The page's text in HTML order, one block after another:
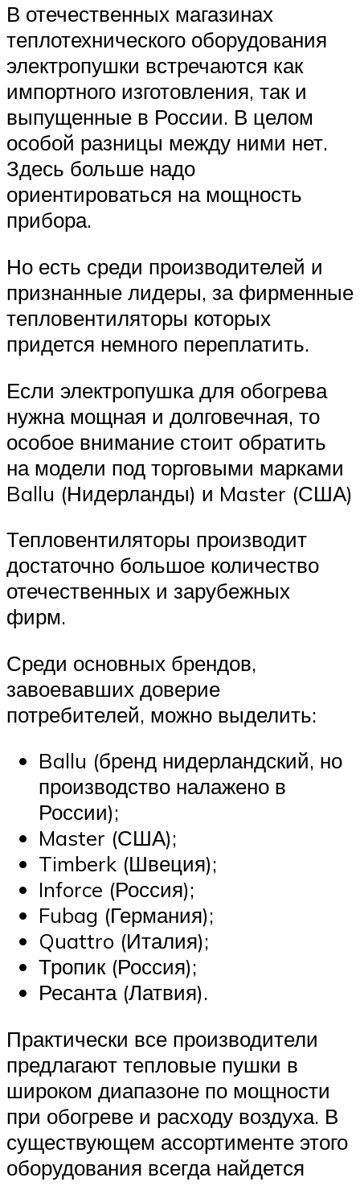
В отечественных магазинах
теплотехнического оборудования
электропушки встречаются как
импортного изготовления, так и
выпущенные в России. В целом
особой разницы между ними нет.
Здесь больше надо
ориентироваться на мощность
прибора.
Но есть среди производителей и
признанные лидеры, за фирменные
тепловентиляторы которых
придется немного переплатить.
Если электропушка для обогрева
нужна мощная и долговечная, то
особое внимание стоит обратить
на модели под торговыми марками
Ballu (Нидерланды) и Master (США)
Тепловентиляторы производит
достаточно большое количество
отечественных и зарубежных
фирм.
Среди основных брендов,
завоевавших доверие
потребителей, можно выделить:
Ballu (бренд нидерландский, но
производство налажено в
России);
Master (США);
Timberk (Швеция);
Inforce (Россия);
Fubag (Германия);
Quattro (Италия);
Тропик (Россия);
Ресанта (Латвия).
Практически все производители
предлагают тепловые пушки в
широком диапазоне по мощности
при обогреве и расходу воздуха. В
существующем ассортименте этого
оборудования всегда найдется